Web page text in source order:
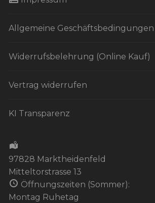
Allgemeine Geschäftsbedingungen
Widerrufsbelehrung (Online Kauf)
Vertrag widerrufen
KI Transparenz
97828 Marktheidenfeld
Mitteltorstrasse 13
Öffnungszeiten (Sommer):
Montag Ruhetag